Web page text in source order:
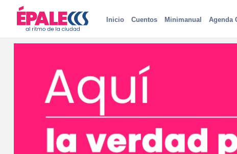
Inicio Cuentos Minimanual Agenda